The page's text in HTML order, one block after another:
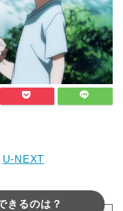
U-NEXT
きるのは？